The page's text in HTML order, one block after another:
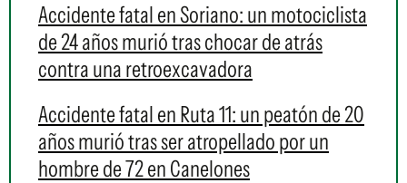
Accidente fatal en Soriano: un motociclista
de 24 años murió tras chocar de atrás
contra una retroexcavadora
Accidente fatal en Ruta 11: un peatón de 20
años murió tras ser atropellado por un
hombre de 72 en Canelones